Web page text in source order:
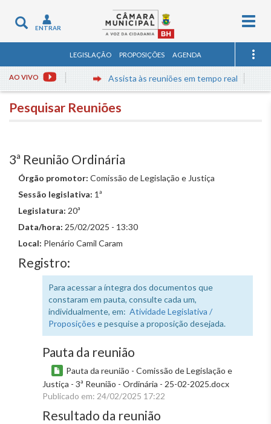
Toggle
navigation
ENTRAR
LEGISLAÇÃO PROPOSIÇÕES AGENDA
AO VIVO Assista às reuniões em tempo real
Pesquisar Reuniões
3ª Reunião Ordinária
Órgão promotor: Comissão de Legislação e Justiça
Sessão legislativa: 1ª
Legislatura: 20ª
Data/hora: 25/02/2025 - 13:30
Local: Plenário Camil Caram
Registro:
Para acessar a íntegra dos documentos que
constaram em pauta, consulte cada um,
individualmente, em: Atividade Legislativa /
Proposições e pesquise a proposição desejada.
Pauta da reunião
Pauta da reunião - Comissão de Legislação e
Justiça - 3ª Reunião - Ordinária - 25-02-2025.docx
Publicado em: 24/02/2025 17:22
Resultado da reunião